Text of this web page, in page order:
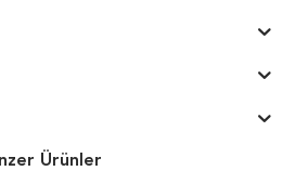
Ürünler